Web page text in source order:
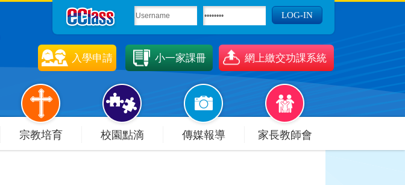
入學申請 小一家課冊 網上繳交功課系統
宗教培育 校園點滴 傳媒報導 家長教師會